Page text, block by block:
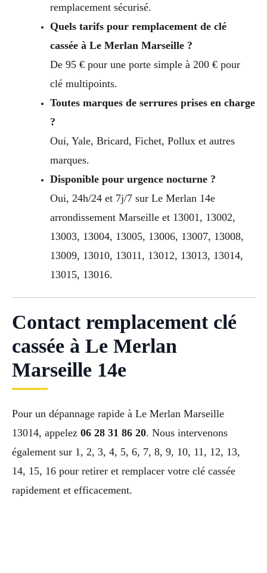
remplacement sécurisé.
Quels tarifs pour remplacement de clé
cassée à Le Merlan Marseille ?
De 95 € pour une porte simple à 200 € pour
clé multipoints.
Toutes marques de serrures prises en charge
?
Oui, Yale, Bricard, Fichet, Pollux et autres
marques.
Disponible pour urgence nocturne ?
Oui, 24h/24 et 7j/7 sur Le Merlan 14e
arrondissement Marseille et 13001, 13002,
13003, 13004, 13005, 13006, 13007, 13008,
13009, 13010, 13011, 13012, 13013, 13014,
13015, 13016.
Contact remplacement clé
cassée à Le Merlan
Marseille 14e
Pour un dépannage rapide à Le Merlan Marseille
13014, appelez 06 28 31 86 20. Nous intervenons
également sur 1, 2, 3, 4, 5, 6, 7, 8, 9, 10, 11, 12, 13,
14, 15, 16 pour retirer et remplacer votre clé cassée
rapidement et efficacement.